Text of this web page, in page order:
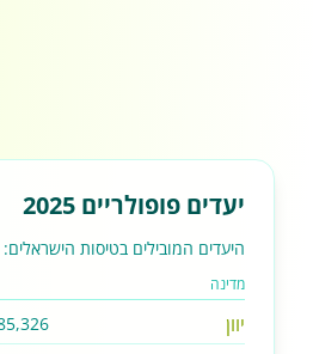
יעדים פופולריים 2025
היעדים המובילים בטיסות הישראלים:
מדינה
יוון